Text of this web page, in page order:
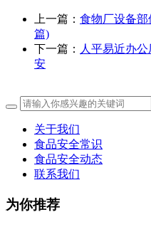
上一篇： 食物厂设备
篇)
下一篇： 人平易近办
安
关于我们
食品安全常识
食品安全动态
联系我们
为你推荐